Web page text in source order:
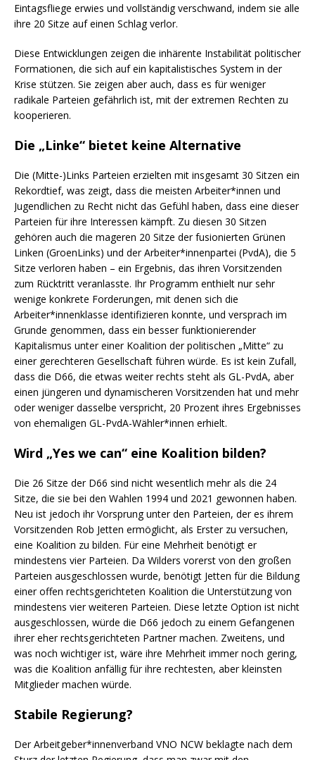
Eintagsfliege erwies und vollständig verschwand, indem sie alle
ihre 20 Sitze auf einen Schlag verlor.
Diese Entwicklungen zeigen die inhärente Instabilität politischer
Formationen, die sich auf ein kapitalistisches System in der
Krise stützen. Sie zeigen aber auch, dass es für weniger
radikale Parteien gefährlich ist, mit der extremen Rechten zu
kooperieren.
Die „Linke“ bietet keine Alternative
Die (Mitte-)Links Parteien erzielten mit insgesamt 30 Sitzen ein
Rekordtief, was zeigt, dass die meisten Arbeiter*innen und
Jugendlichen zu Recht nicht das Gefühl haben, dass eine dieser
Parteien für ihre Interessen kämpft. Zu diesen 30 Sitzen
gehören auch die mageren 20 Sitze der fusionierten Grünen
Linken (GroenLinks) und der Arbeiter*innenpartei (PvdA), die 5
Sitze verloren haben – ein Ergebnis, das ihren Vorsitzenden
zum Rücktritt veranlasste. Ihr Programm enthielt nur sehr
wenige konkrete Forderungen, mit denen sich die
Arbeiter*innenklasse identifizieren konnte, und versprach im
Grunde genommen, dass ein besser funktionierender
Kapitalismus unter einer Koalition der politischen „Mitte“ zu
einer gerechteren Gesellschaft führen würde. Es ist kein Zufall,
dass die D66, die etwas weiter rechts steht als GL-PvdA, aber
einen jüngeren und dynamischeren Vorsitzenden hat und mehr
oder weniger dasselbe verspricht, 20 Prozent ihres Ergebnisses
von ehemaligen GL-PvdA-Wähler*innen erhielt.
Wird „Yes we can“ eine Koalition bilden?
Die 26 Sitze der D66 sind nicht wesentlich mehr als die 24
Sitze, die sie bei den Wahlen 1994 und 2021 gewonnen haben.
Neu ist jedoch ihr Vorsprung unter den Parteien, der es ihrem
Vorsitzenden Rob Jetten ermöglicht, als Erster zu versuchen,
eine Koalition zu bilden. Für eine Mehrheit benötigt er
mindestens vier Parteien. Da Wilders vorerst von den großen
Parteien ausgeschlossen wurde, benötigt Jetten für die Bildung
einer offen rechtsgerichteten Koalition die Unterstützung von
mindestens vier weiteren Parteien. Diese letzte Option ist nicht
ausgeschlossen, würde die D66 jedoch zu einem Gefangenen
ihrer eher rechtsgerichteten Partner machen. Zweitens, und
was noch wichtiger ist, wäre ihre Mehrheit immer noch gering,
was die Koalition anfällig für ihre rechtesten, aber kleinsten
Mitglieder machen würde.
Stabile Regierung?
Der Arbeitgeber*innenverband VNO NCW beklagte nach dem